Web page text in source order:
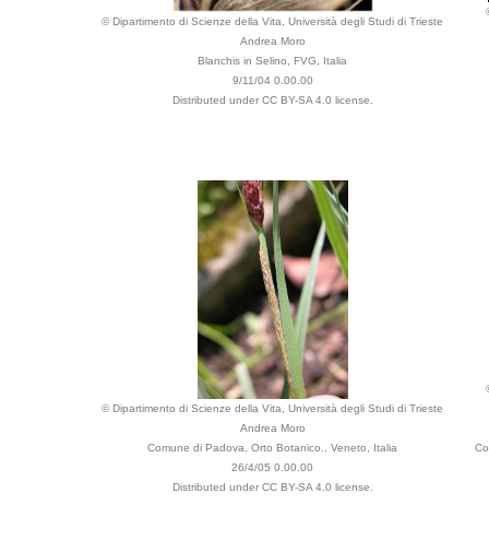
© Dipartimento di Scienze della Vita, Università degli Studi di Trieste
Andrea Moro
Blanchis in Selino, FVG, Italia
9/11/04 0.00.00
Distributed under CC BY-SA 4.0 license.
© Dipartimento di Scienze della Vita, Università degli Studi di Trieste
Andrea Moro
Comune di Padova, Orto Botanico., Veneto, Italia
26/4/05 0.00.00
Distributed under CC BY-SA 4.0 license.